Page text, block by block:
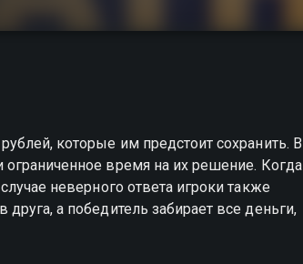
которые им предстоит сохранить. В
время на их решение. Когда
неверного ответа игроки также
а победитель забирает все деньги,